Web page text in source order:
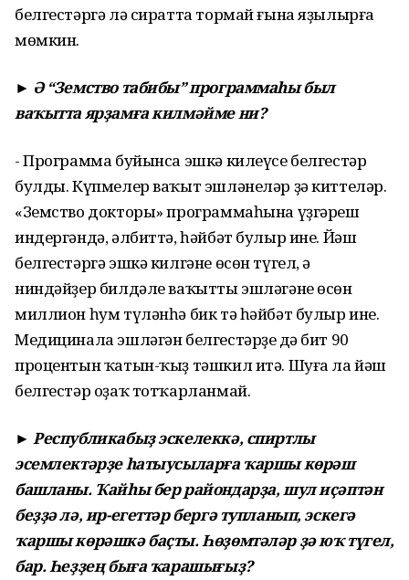
белгестәргә лә сиратта тормай ғына яҙылырға
мөмкин.
► Ә “Земство табибы” программаһы был
ваҡытта ярҙамға килмәйме ни?
- Программа буйынса эшкә килеүсе белгестәр
булды. Күпмелер ваҡыт эшләнеләр ҙә киттеләр.
«Земство докторы» программаһына үҙгәреш
индергәндә, әлбиттә, һәйбәт булыр ине. Йәш
белгестәргә эшкә килгәне өсөн түгел, ә
ниндәйҙер билдәле ваҡытты эшләгәне өсөн
миллион һум түләнһә бик тә һәйбәт булыр ине.
Медицинала эшләгән белгестәрҙең дә бит 90
процентын ҡатын-ҡыҙ тәшкил итә. Шуға ла йәш
белгестәр оҙаҡ тотҡарланмай.
► Республикабыҙ эскелеккә, спиртлы
эсемлектәрҙе һатыусыларға ҡаршы көрәш
башланы. Ҡайһы бер райондарҙа, шул иҫәптән
беҙҙә лә, ир-егеттәр бергә тупланып, эскегә
ҡаршы көрәшкә баҫты. Һөҙөмтәләр ҙә юҡ түгел,
бар. Һеҙҙең быға ҡарашығыҙ?